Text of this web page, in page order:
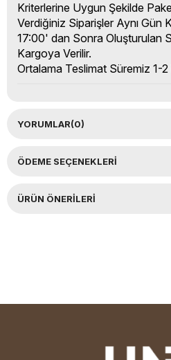
Kriterlerine Uygun Şekilde
Verdiğiniz Siparişler Aynı Gün
17:00' dan Sonra Oluşturulan
Kargoya Verilir.
Ortalama Teslimat Süremiz 1-2
YORUMLAR(0)
ÖDEME SEÇENEKLERI
ÜRÜN ÖNERILERI